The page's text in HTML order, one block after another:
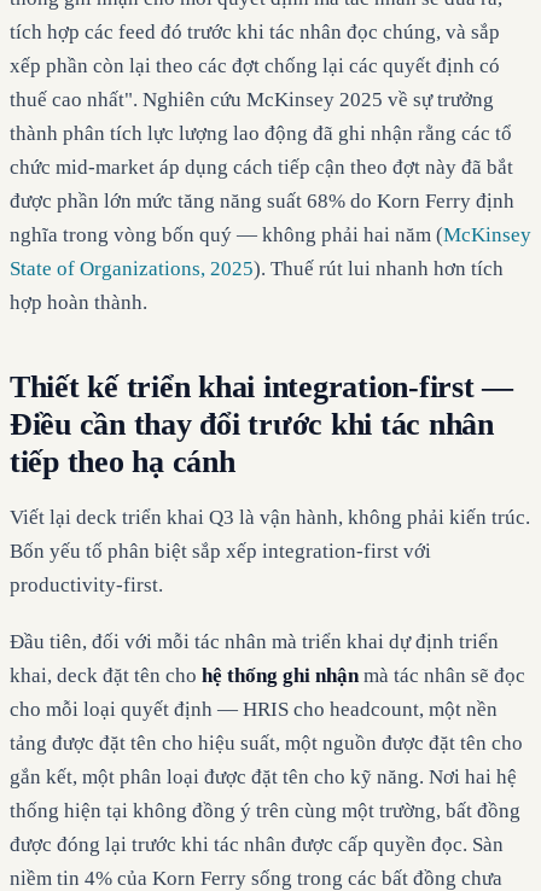
tích hợp các feed đó trước khi tác nhân đọc chúng, và sắp
xếp phần còn lại theo các đợt chống lại các quyết định có
thuế cao nhất". Nghiên cứu McKinsey 2025 về sự trưởng
thành phân tích lực lượng lao động đã ghi nhận rằng các tổ
chức mid-market áp dụng cách tiếp cận theo đợt này đã bắt
được phần lớn mức tăng năng suất 68% do Korn Ferry định
nghĩa trong vòng bốn quý — không phải hai năm (McKinsey
State of Organizations, 2025). Thuế rút lui nhanh hơn tích
hợp hoàn thành.
Thiết kế triển khai integration-first —
Điều cần thay đổi trước khi tác nhân
tiếp theo hạ cánh
Viết lại deck triển khai Q3 là vận hành, không phải kiến trúc.
Bốn yếu tố phân biệt sắp xếp integration-first với
productivity-first.
Đầu tiên, đối với mỗi tác nhân mà triển khai dự định triển
khai, deck đặt tên cho hệ thống ghi nhận mà tác nhân sẽ đọc
cho mỗi loại quyết định — HRIS cho headcount, một nền
tảng được đặt tên cho hiệu suất, một nguồn được đặt tên cho
gắn kết, một phân loại được đặt tên cho kỹ năng. Nơi hai hệ
thống hiện tại không đồng ý trên cùng một trường, bất đồng
được đóng lại trước khi tác nhân được cấp quyền đọc. Sàn
niềm tin 4% của Korn Ferry sống trong các bất đồng chưa